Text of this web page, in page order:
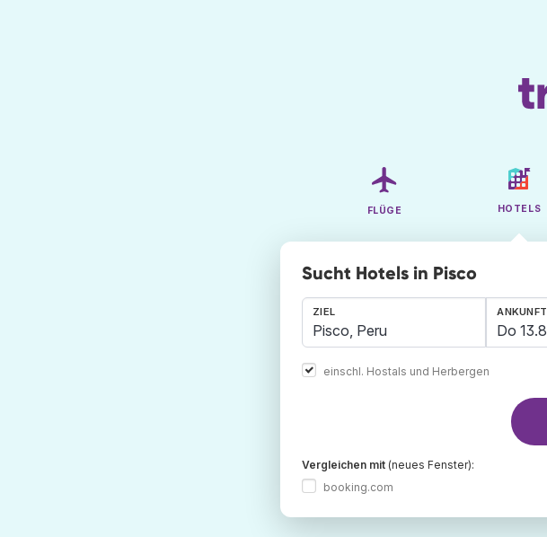
FLÜGE HOTELS
Sucht Hotels in Pisco
ZIEL
einschl. Hostals und Herbergen
ANKUNFT
Vergleichen mit (neues Fenster):
booking.com